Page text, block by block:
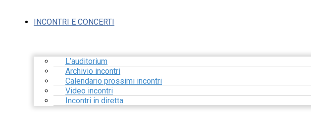
INCONTRI E CONCERTI
L’auditorium
Archivio incontri
Calendario prossimi incontri
Video incontri
Incontri in diretta